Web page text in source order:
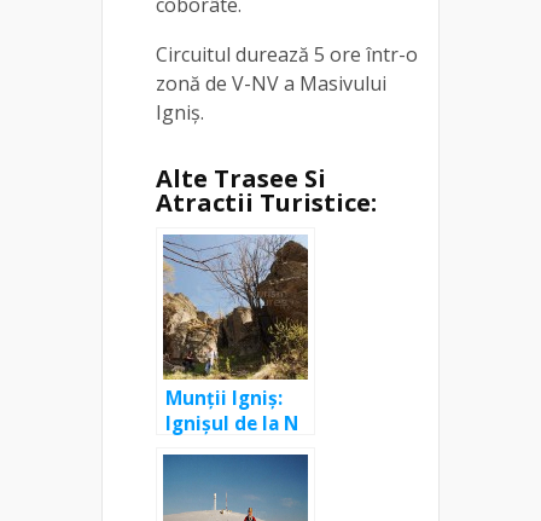
Circuitul durează 5 ore într-o
zonă de V-NV a Masivului
Igniş.
Alte Trasee Si
Atractii Turistice:
Munții Igniș:
Ignișul de la N
spre V